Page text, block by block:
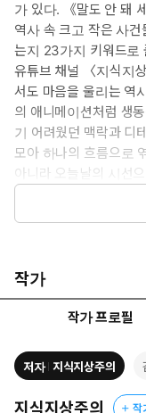
가 있다. 《말도 안 돼
역사 속 크고 작은 사
는지 23가지 키워드로
유튜브 채널 〈지식지
서도 마음을 울리는 역
의 애니메이션처럼 생
기 어려웠던 맥락과 디
모아 하나의 흐름으로
아니라 오늘날의 시선
신박한 23가지 주제를
를 넘나드는 지식을 한
는 역사의 한복판으로
작가
작가 프로필
저자 지식지상주의
지식지상주의 작